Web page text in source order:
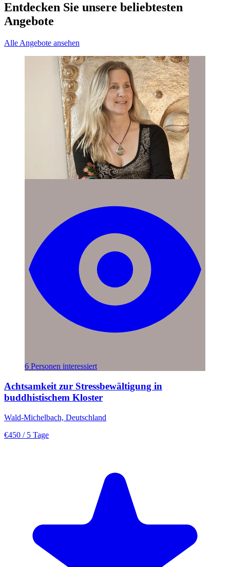
Entdecken Sie unsere beliebtesten
Angebote
Alle Angebote ansehen
6 Personen interessiert
Achtsamkeit zur Stressbewältigung in
buddhistischem Kloster
Wald-Michelbach, Deutschland
€450 / 5 Tage